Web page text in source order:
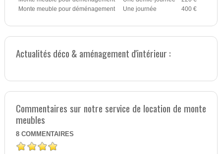
Monte meuble pour déménagement
Une journée 400 €
Actualités déco & aménagement d'intérieur :
Commentaires sur notre service de location de monte
meubles
8 COMMENTAIRES